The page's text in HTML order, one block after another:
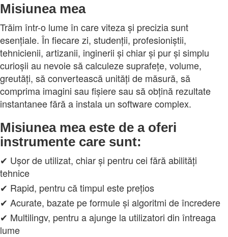
Misiunea mea
Trăim într-o lume în care viteza și precizia sunt
esențiale. În fiecare zi, studenții, profesioniștii,
tehnicienii, artizanii, inginerii și chiar și pur și simplu
curioșii au nevoie să calculeze suprafețe, volume,
greutăți, să convertească unități de măsură, să
comprima imagini sau fișiere sau să obțină rezultate
instantanee fără a instala un software complex.
Misiunea mea este de a oferi
instrumente care sunt:
✔ Ușor de utilizat, chiar și pentru cei fără abilități
tehnice
✔ Rapid, pentru că timpul este prețios
✔ Acurate, bazate pe formule și algoritmi de încredere
✔ Multilingv, pentru a ajunge la utilizatori din întreaga
lume